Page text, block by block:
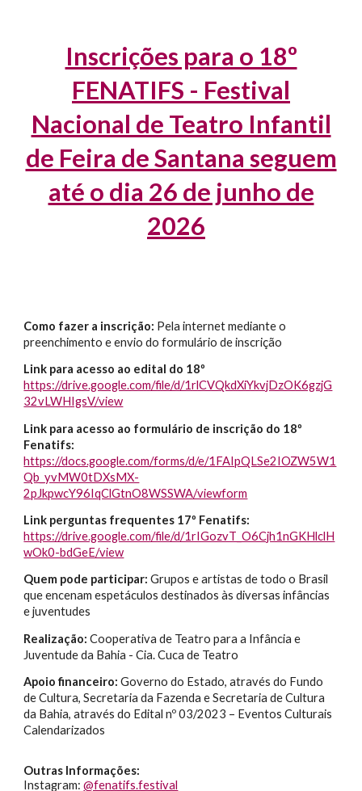
Inscrições para o 18º
FENATIFS - Festival
Nacional de Teatro Infantil
de Feira de Santana seguem
até o dia 26 de junho de
2026
Como fazer a inscrição: Pela internet mediante o
preenchimento e envio do formulário de inscrição
Link para acesso ao edital do 18º
https://drive.google.com/file/d/1rlCVQkdXiYkvjDzOK6gzjG
32vLWHIgsV/view
Link para acesso ao formulário de inscrição do 18º
Fenatifs:
https://docs.google.com/forms/d/e/1FAIpQLSe2IOZW5W1
Qb_yvMW0tDXsMX-
2pJkpwcY96IqClGtnO8WSSWA/viewform
Link perguntas frequentes 17º Fenatifs:
https://drive.google.com/file/d/1rIGozvT_O6Cjh1nGKHlclH
wOk0-bdGeE/view
Quem pode participar: Grupos e artistas de todo o Brasil
que encenam espetáculos destinados às diversas infâncias
e juventudes
Realização: Cooperativa de Teatro para a Infância e
Juventude da Bahia - Cia. Cuca de Teatro
Apoio financeiro: Governo do Estado, através do Fundo
de Cultura, Secretaria da Fazenda e Secretaria de Cultura
da Bahia, através do Edital nº 03/2023 – Eventos Culturais
Calendarizados
Outras Informações:
Instagram:@fenatifs.festival